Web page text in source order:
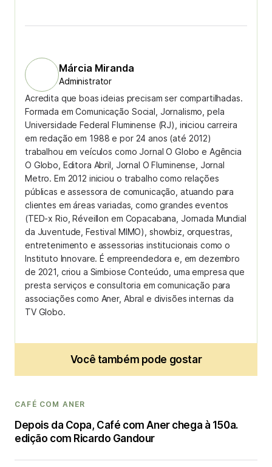
Márcia Miranda
Administrator
Acredita que boas ideias precisam ser compartilhadas.
Formada em Comunicação Social, Jornalismo, pela
Universidade Federal Fluminense (RJ), iniciou carreira
em redação em 1988 e por 24 anos (até 2012)
trabalhou em veículos como Jornal O Globo e Agência
O Globo, Editora Abril, Jornal O Fluminense, Jornal
Metro. Em 2012 iniciou o trabalho como relações
públicas e assessora de comunicação, atuando para
clientes em áreas variadas, como grandes eventos
(TED-x Rio, Réveillon em Copacabana, Jornada Mundial
da Juventude, Festival MIMO), showbiz, orquestras,
entretenimento e assessorias institucionais como o
Instituto Innovare. É empreendedora e, em dezembro
de 2021, criou a Simbiose Conteúdo, uma empresa que
presta serviços e consultoria em comunicação para
associações como Aner, Abral e divisões internas da
TV Globo.
Você também pode gostar
CAFÉ COM ANER
Depois da Copa, Café com Aner chega à 150a.
edição com Ricardo Gandour